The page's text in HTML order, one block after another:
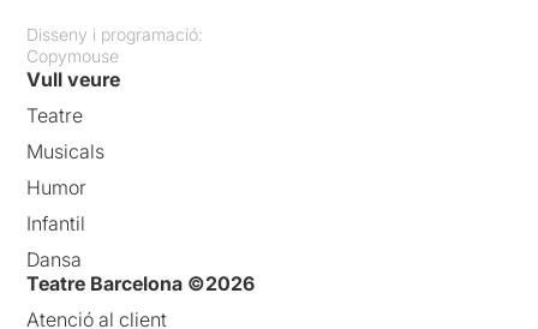
Disseny i programació:
Copymouse
Vull veure
Teatre
Musicals
Humor
Infantil
Dansa
Teatre Barcelona ©2026
Atenció al client